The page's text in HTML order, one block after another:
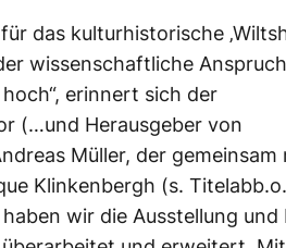
das kulturhistorische
wissenschaftliche
erinnert sich der
(…und Herausgeber von
Müller, der gemeinsam
Klinkenbergh (s.
wir die Ausstellung und